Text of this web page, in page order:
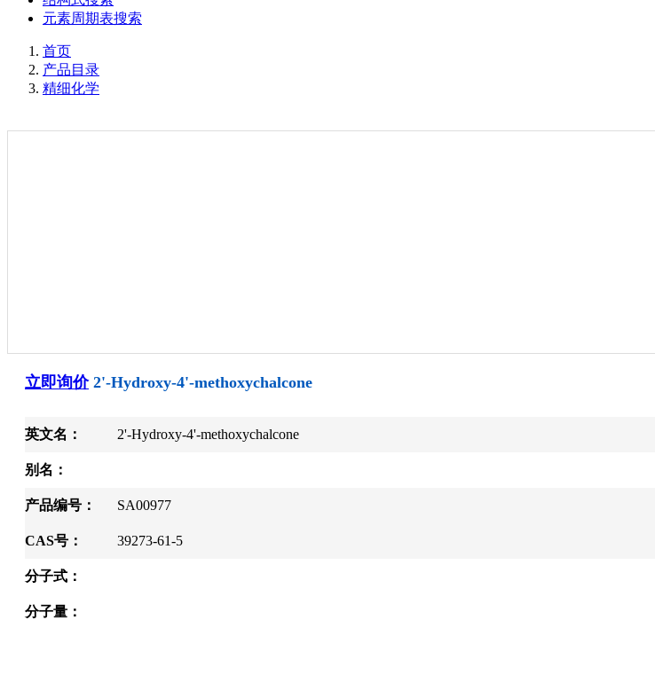
元素周期表搜索
首页
产品目录
精细化学
立即询价 2'-Hydroxy-4'-methoxychalcone
英文名： 2'-Hydroxy-4'-methoxychalcone
别名：
产品编号： SA00977
CAS号： 39273-61-5
分子式：
分子量：